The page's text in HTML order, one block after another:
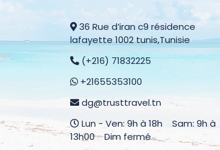
36 Rue d’iran c9 résidence
lafayette 1002 tunis,Tunisie
(+216) 71832225
+21655353100
dg@trusttravel.tn
Lun - Ven: 9h à 18h Sam: 9h à
13h00 Dim fermé